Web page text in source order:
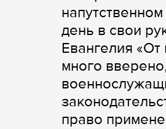
день в свои
Евангелия
много
право